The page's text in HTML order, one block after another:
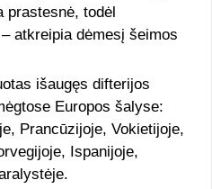
prastesnė, todėl
atkreipia dėmesį šeimos
išaugęs difterijos
Europos šalyse:
Prancūzijoje, Vokietijoje,
Ispanijoje,